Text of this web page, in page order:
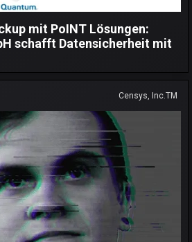
mit PoINT Lösungen:
schafft Datensicherheit mit
Censys, Inc.TM